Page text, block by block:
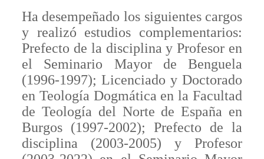
Ha desempeñado los siguientes cargos
y realizó estudios complementarios:
Prefecto de la disciplina y Profesor en
el Seminario Mayor de Benguela
(1996-1997); Licenciado y Doctorado
en Teología Dogmática en la Facultad
de Teología del Norte de España en
Burgos (1997-2002); Prefecto de la
disciplina (2003-2005) y Profesor